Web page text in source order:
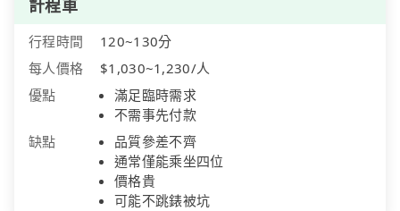
計程車
行程時間
120~130分
每人價格
$1,030~1,230/人
優點
滿足臨時需求
不需事先付款
缺點
品質參差不齊
通常僅能乘坐四位
價格貴
可能不跳錶被坑